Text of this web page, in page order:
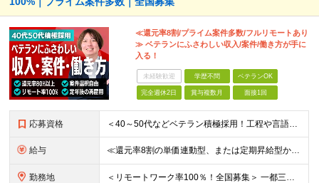
≪還元率8割/プライム案件多数/フルリモートあり
≫ ベテランにふさわしい収入/案件/働き方が手に
入る！
未経験歓迎 学歴不問 ベテランOK
完全週休2日 賞与複数月 面接1回
応募資格 ＜40～50代などベテラン積極採用！工程や言語、経験年数不問＞ □システム開発の実務経験をお持ちの方(工程や言語、経験年数、マネジメント経験などは一切問いません) □学歴不問 □転職回数不問
給与 ≪還元率8割の単価連動型、または定期昇給型から選べます！≫ ■単価連動型 月給40万円以上＋一時金＋各種手当 ★参画する案件の単価に応じて月給額を決定します(還元率8割) ★昇給随時(案件単価が上が
勤務地 ＜リモートワーク率100％！全国募集＞ 一都三県・名古屋・大阪を中心とした、全国の各プロジェクト先へ配属 ★あなたの希望を考慮して決定します ★在宅勤務×出勤のハイブリッドワーク！フルリモートワーク